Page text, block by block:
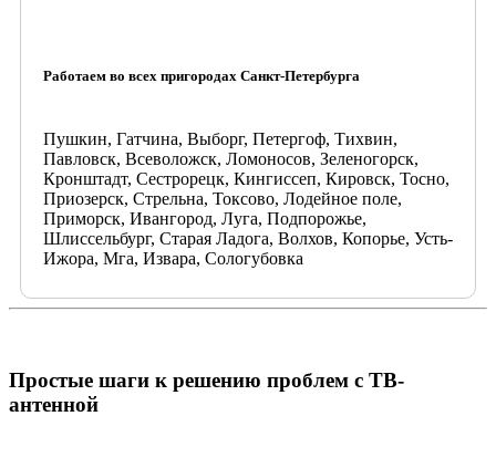
Работаем во всех пригородах Санкт-Петербурга
Пушкин, Гатчина, Выборг, Петергоф, Тихвин,
Павловск, Всеволожск, Ломоносов, Зеленогорск,
Кронштадт, Сестрорецк, Кингиссеп, Кировск, Тосно,
Приозерск, Стрельна, Токсово, Лодейное поле,
Приморск, Ивангород, Луга, Подпорожье,
Шлиссельбург, Старая Ладога, Волхов, Копорье, Усть-
Ижора, Мга, Извара, Сологубовка
Простые шаги к решению проблем с ТВ-
антенной